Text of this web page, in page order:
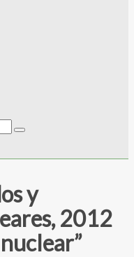
y
2012